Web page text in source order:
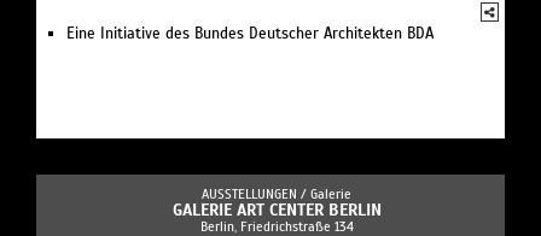
Eine Initiative des Bundes Deutscher Architekten BDA
AUSSTELLUNGEN / Galerie
GALERIE ART CENTER BERLIN
Berlin, Friedrichstraße 134